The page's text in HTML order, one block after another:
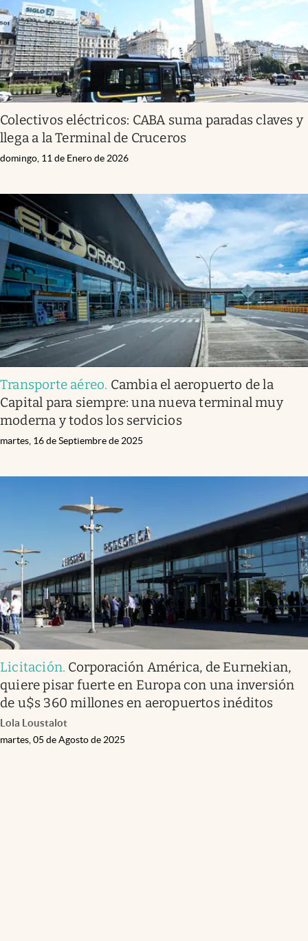
Colectivos eléctricos: CABA suma paradas claves y
llega a la Terminal de Cruceros
domingo, 11 de Enero de 2026
Transporte aéreo. Cambia el aeropuerto de la
Capital para siempre: una nueva terminal muy
moderna y todos los servicios
martes, 16 de Septiembre de 2025
Licitación. Corporación América, de Eurnekian,
quiere pisar fuerte en Europa con una inversión
de u$s 360 millones en aeropuertos inéditos
Lola Loustalot
martes, 05 de Agosto de 2025